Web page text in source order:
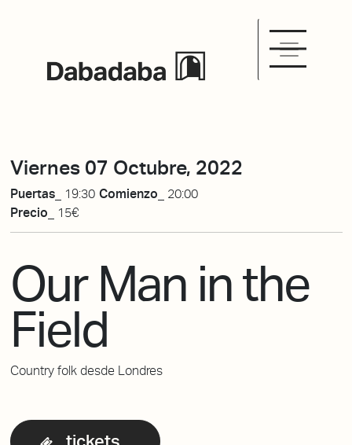
Viernes 07 Octubre, 2022
Puertas_ 19:30 Comienzo_ 20:00
Precio_
15€
Our Man in the
Field
Country folk desde Londres
tickets